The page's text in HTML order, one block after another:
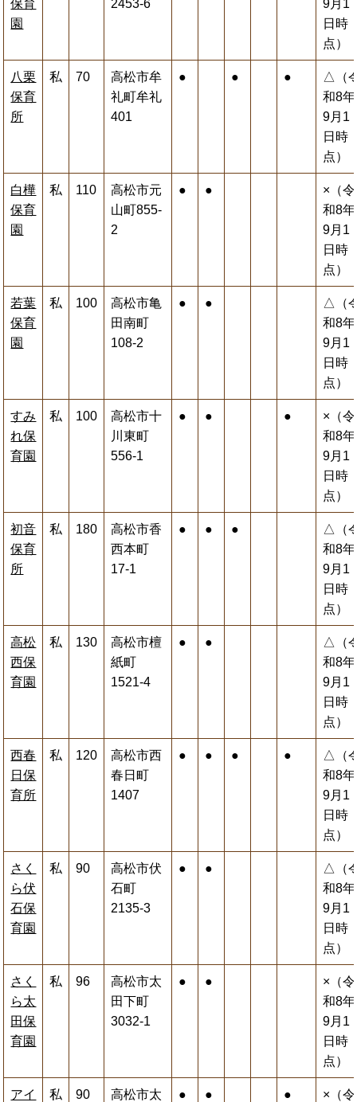
保育
園
2453-6
9月1
日時
点）
八栗
保育
所
私 70
高松市牟
礼町牟礼
401
● ● ●
△（
和8年
9月1
日時
点）
白樺
保育
園
私 110
高松市元
山町855-
2
● ●
×（令
和8年
9月1
日時
点）
若葉
保育
園
私 100
高松市亀
田南町
108-2
● ●
△（
和8年
9月1
日時
点）
すみ
れ保
育園
私 100
高松市十
川東町
556-1
● ● ●
×（令
和8年
9月1
日時
点）
初音
保育
所
私 180
高松市香
西本町
17-1
● ● ●
△（
和8年
9月1
日時
点）
高松
西保
育園
私 130
高松市檀
紙町
1521-4
● ●
△（
和8年
9月1
日時
点）
西春
日保
育所
私 120
高松市西
春日町
1407
● ● ● ●
△（
和8年
9月1
日時
点）
さく
ら伏
石保
育園
私 90
高松市伏
石町
2135-3
● ●
△（
和8年
9月1
日時
点）
さく
ら太
田保
育園
私 96
高松市太
田下町
3032-1
● ●
×（令
和8年
9月1
日時
点）
アイ
私 90
高松市太
● ● ●
×（令